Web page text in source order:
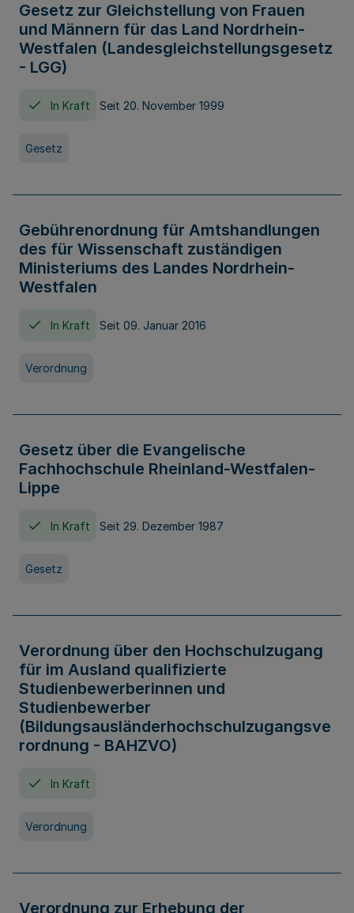
Gesetz zur Gleichstellung von Frauen
und Männern für das Land Nordrhein-
Westfalen (Landesgleichstellungsgesetz
- LGG)
In Kraft Seit 20. November 1999
Gesetz
Gebührenordnung für Amtshandlungen
des für Wissenschaft zuständigen
Ministeriums des Landes Nordrhein-
Westfalen
In Kraft Seit 09. Januar 2016
Verordnung
Gesetz über die Evangelische
Fachhochschule Rheinland-Westfalen-
Lippe
In Kraft Seit 29. Dezember 1987
Gesetz
Verordnung über den Hochschulzugang
für im Ausland qualifizierte
Studienbewerberinnen und
Studienbewerber
(Bildungsausländerhochschulzugangsve
rordnung - BAHZVO)
In Kraft
Verordnung
Verordnung zur Erhebung der